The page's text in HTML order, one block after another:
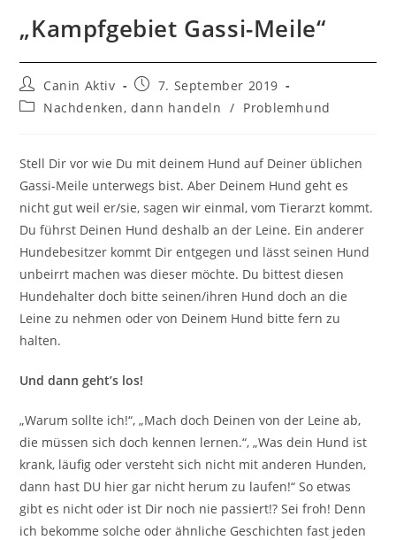
„Kampfgebiet Gassi-Meile“
Canin Aktiv
7. September 2019
Nachdenken, dann handeln / Problemhund
Stell Dir vor wie Du mit deinem Hund auf Deiner üblichen
Gassi-Meile unterwegs bist. Aber Deinem Hund geht es
nicht gut weil er/sie, sagen wir einmal, vom Tierarzt kommt.
Du führst Deinen Hund deshalb an der Leine. Ein anderer
Hundebesitzer kommt Dir entgegen und lässt seinen Hund
unbeirrt machen was dieser möchte. Du bittest diesen
Hundehalter doch bitte seinen/ihren Hund doch an die
Leine zu nehmen oder von Deinem Hund bitte fern zu
halten.
Und dann geht’s los!
„Warum sollte ich!“, „Mach doch Deinen von der Leine ab,
die müssen sich doch kennen lernen.“, „Was dein Hund ist
krank, läufig oder versteht sich nicht mit anderen Hunden,
dann hast DU hier gar nicht herum zu laufen!“ So etwas
gibt es nicht oder ist Dir noch nie passiert!? Sei froh! Denn
ich bekomme solche oder ähnliche Geschichten fast jeden